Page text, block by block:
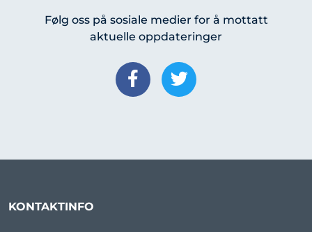
Følg oss på sosiale medier for å mottatt
aktuelle oppdateringer
KONTAKTINFO